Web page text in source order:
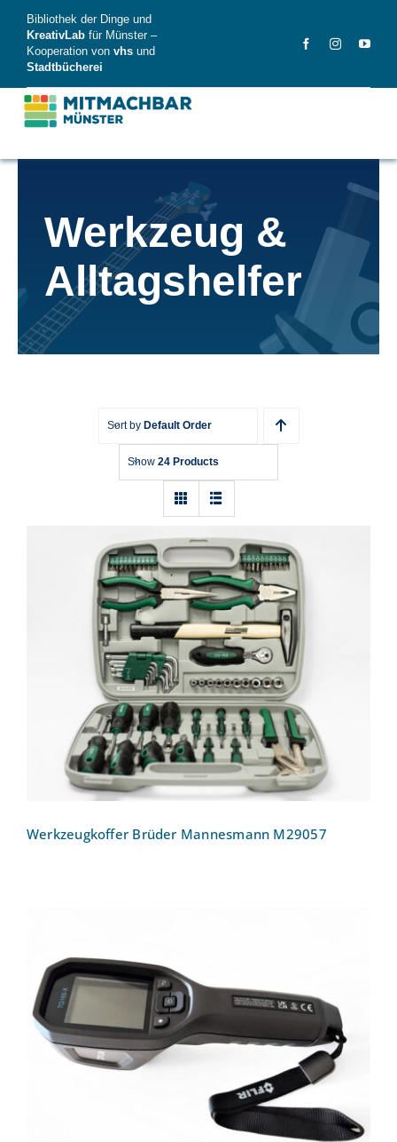
content
Bibliothek der Dinge und
KreativLab für Münster –
Kooperation von vhs und
Stadtbücherei
Dinge
News
Videos
Werkzeug &
Alltagshelfer
Sort by Default Order
Show 24 Products
Werkzeugkoffer Brüder Mannesmann
M29057
Werkzeugkoffer Brüder Mannesmann M29057
Wärmebildkamera FLIR TG165-X